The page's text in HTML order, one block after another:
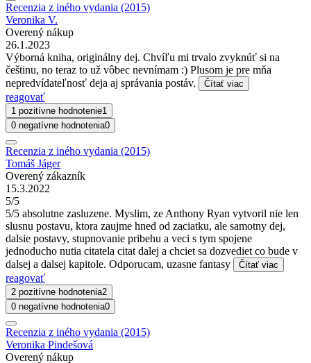
Recenzia z iného vydania (2015)
Veronika V.
Overený nákup
26.1.2023
Výborná kniha, originálny dej. Chvíľu mi trvalo zvyknúť si na
češtinu, no teraz to už vôbec nevnímam :) Plusom je pre mňa
nepredvídateľnosť deja aj správania postáv.
Čítať viac
reagovať
1 pozitívne hodnotenie1
0 negatívne hodnotenia0
Recenzia z iného vydania (2015)
Tomáš Jáger
Overený zákazník
15.3.2022
5/5
5/5 absolutne zasluzene. Myslim, ze Anthony Ryan vytvoril nie len
slusnu postavu, ktora zaujme hned od zaciatku, ale samotny dej,
dalsie postavy, stupnovanie pribehu a veci s tym spojene
jednoducho nutia citatela citat dalej a chciet sa dozvediet co bude v
dalsej a dalsej kapitole. Odporucam, uzasne fantasy
Čítať viac
reagovať
2 pozitívne hodnotenia2
0 negatívne hodnotenia0
Recenzia z iného vydania (2015)
Veronika Pindešová
Overený nákup